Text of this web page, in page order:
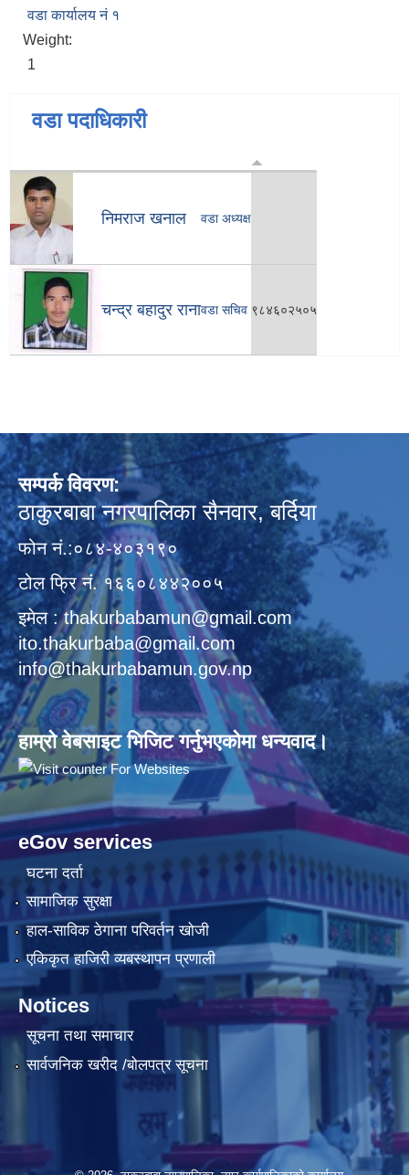
वडा कार्यालय नं १
Weight:
1
वडा पदाधिकारी
निमराज खनाल वडा अध्यक्ष
चन्द्र बहादुर रानावडा सचिव ९८४६०२५०५
सम्पर्क विवरण:
ठाकुरबाबा नगरपालिका सैनवार, बर्दिया
फोन नं.:०८४-४०३१९०
टोल फ्रि नं. १६६०८४४२००५
इमेल : thakurbabamun@gmail.com
ito.thakurbaba@gmail.com
info@thakurbabamun.gov.np
हाम्रो वेबसाइट भिजिट गर्नुभएकोमा धन्यवाद।
eGov services
घटना दर्ता
सामाजिक सुरक्षा
हाल-साविक ठेगाना परिवर्तन खोजी
एकिकृत हाजिरी व्यबस्थापन प्रणाली
Notices
सूचना तथा समाचार
सार्वजनिक खरीद /बोलपत्र सूचना